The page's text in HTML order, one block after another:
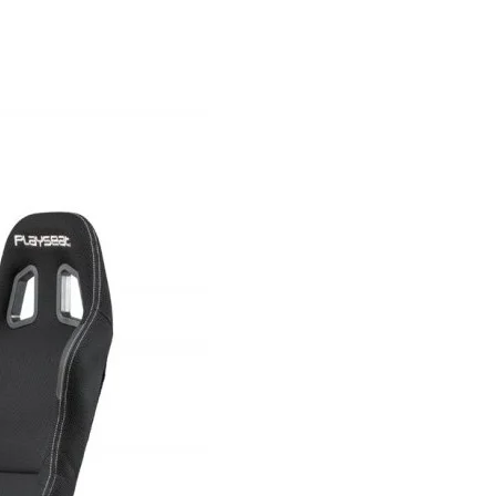
verta rinktis?
tapo mūsų laikų rykšte, o
vis daugiau laiko
prie ekranų, tai jaučia
kailiu. Nesvarbu, ar tai būtų
valandos nuotolinio darbo
ar ilgos naktys bandant įveikti
virtualų lygį, kūnas